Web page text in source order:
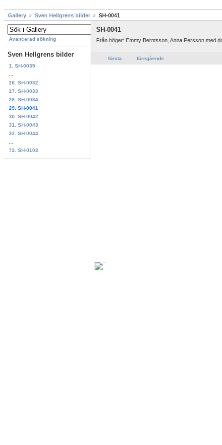
Gallery Sven Hellgrens bilder SH-0041
Avancerad sökning
Sven Hellgrens bilder
1. SH-0035
26. SH-0032
27. SH-0033
28. SH-0034
29. SH-0041
30. SH-0042
31. SH-0043
32. SH-0044
72. SH-0103
SH-0041
Från höger: Emmy Berntsson, Anna Persson med
första föregående